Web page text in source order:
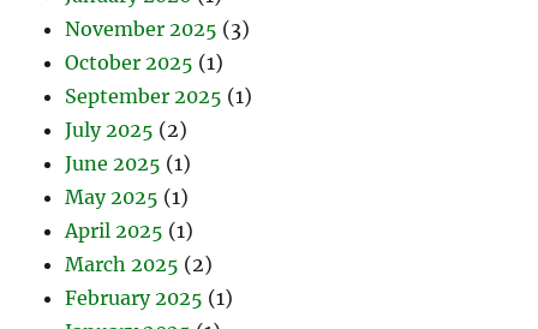
November 2025 (3)
October 2025 (1)
September 2025 (1)
July 2025 (2)
June 2025 (1)
May 2025 (1)
April 2025 (1)
March 2025 (2)
February 2025 (1)